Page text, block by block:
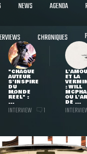
NEWS AGENDA
CHRONIQUES
"CHAQUE
AUTEUR
S'INSPIRE
DU
MONDE
RÉEL" :
...
INTERVIEW 1
ET LA
: WILL
OU
DE ...